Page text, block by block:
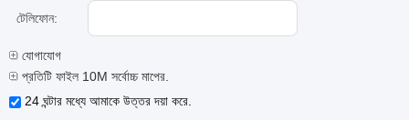
টেলিফোন:
যোগাযোগ
প্রতিটি ফাইল 10M সর্বোচ্চ মাপের.
24 ঘন্টার মধ্যে আমাকে উত্তর দয়া করে.